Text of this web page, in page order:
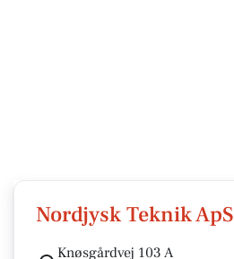
Nordjysk Teknik ApS
Knøsgårdvej 103 A